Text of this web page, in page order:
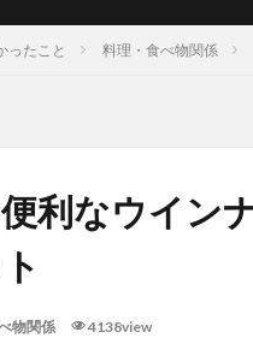
ったこと 料理・食べ物関係
利なウイン
物関係 4138view